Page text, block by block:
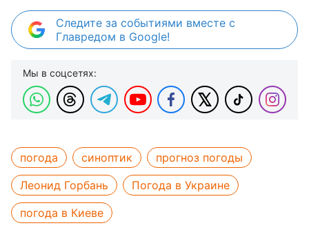
Следите за событиями вместе с
Главредом в Google!
Мы в соцсетях:
погода синоптик
прогноз погоды
Леонид Горбань
Погода в Украине
погода в Киеве